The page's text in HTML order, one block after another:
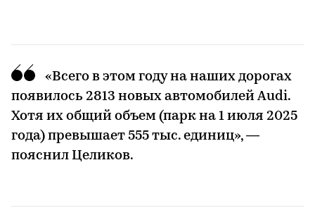
«Всего в этом году на наших дорогах
появилось 2813 новых автомобилей Audi.
Хотя их общий объем (парк на 1 июля 2025
года) превышает 555 тыс. единиц», —
пояснил Целиков.